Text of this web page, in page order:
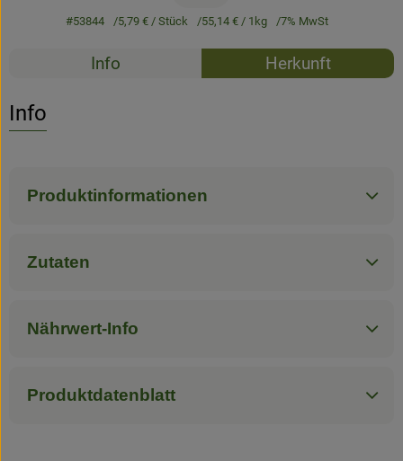
#53844 5,79 € / Stück 55,14 € / 1kg 7% MwSt
Rezepte
Info Herkunft
Info
Produktinformationen
Zutaten
Nährwert-Info
Produktdatenblatt